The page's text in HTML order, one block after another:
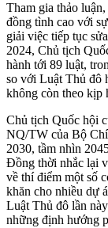
Tham gia thảo
đồng tình cao với
giải việc tiếp tục
2024, Chủ tịch
hành tới 89 luật,
so với Luật Thủ đô
không còn theo kịp
Chủ tịch Quốc hội
NQ/TW của Bộ
2030, tầm nhìn
Đồng thời nhắc lại
về thí điểm một số
khăn cho nhiều dự
Luật Thủ đô lần
những định hướng